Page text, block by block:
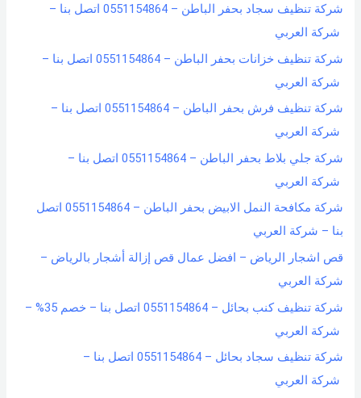
شركة تنظيف سجاد بحفر الباطن – 0551154864 اتصل بنا –
شركة العربي
شركة تنظيف خزانات بحفر الباطن – 0551154864 اتصل بنا –
شركة العربي
شركة تنظيف فرش بحفر الباطن – 0551154864 اتصل بنا –
شركة العربي
شركة جلي بلاط بحفر الباطن – 0551154864 اتصل بنا –
شركة العربي
شركة مكافحة النمل الابيض بحفر الباطن – 0551154864 اتصل
بنا – شركة العربي
قص اشجار الرياض – افضل عمال قص إزالة أشجار بالرياض –
شركة العربي
شركة تنظيف كنب بحائل – 0551154864 اتصل بنا – خصم 35% –
شركة العربي
شركة تنظيف سجاد بحائل – 0551154864 اتصل بنا –
شركة العربي